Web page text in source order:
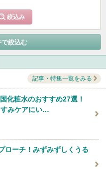
絞込む
記事・特集一覧をみる
化粧水のおすすめ27選！
すみケアにい…
ローチ！みずみずしくうる